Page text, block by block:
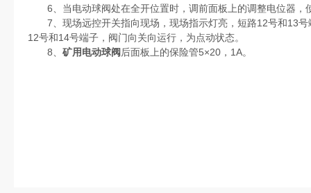
6、当电动球阀处在全开位置时，调前面板上的调整电位器，
7、现场远控开关指向现场，现场指示灯亮，短路12号和13号
12号和14号端子，阀门向关向运行，为点动状态。
8、 矿用电动球阀 后面板上的保险管5×20，1A。